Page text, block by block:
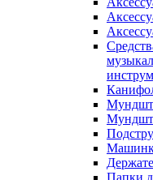
Папки